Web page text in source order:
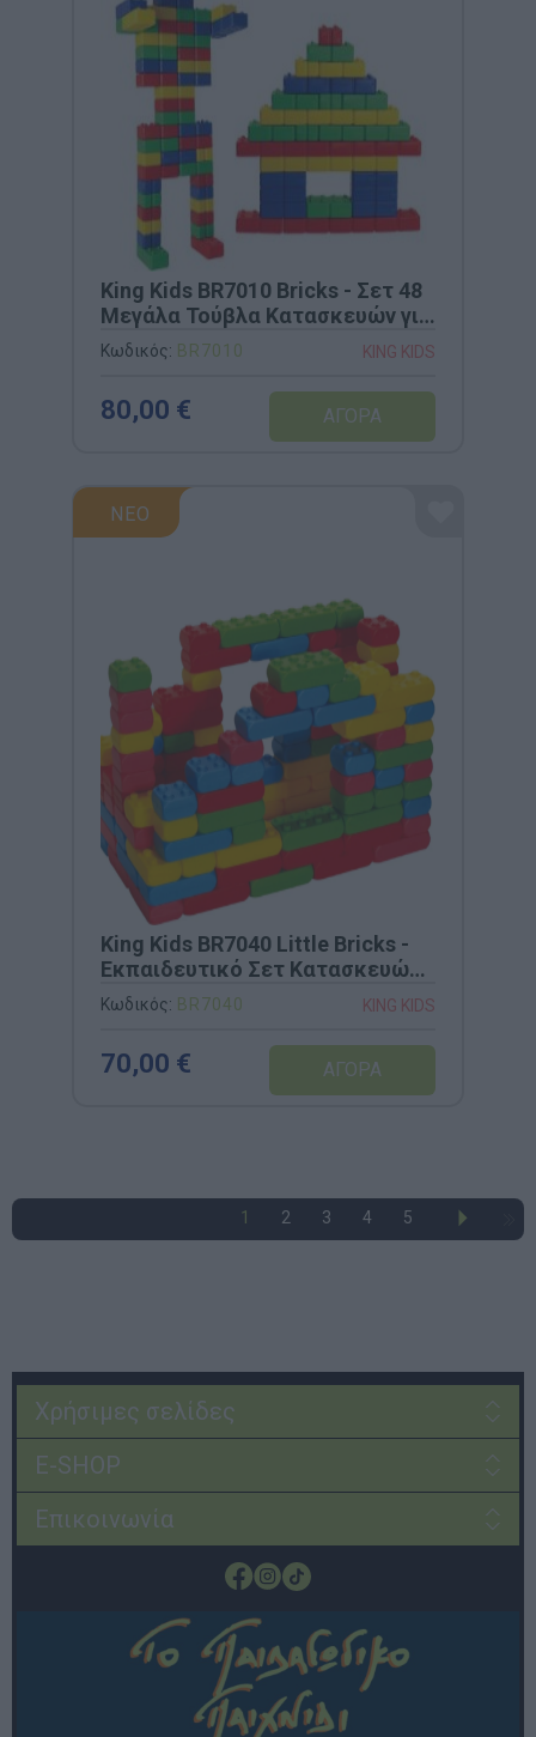
King Kids BR7010 Bricks - Σετ 48
Μεγάλα Τούβλα Κατασκευών για
Παιδιά
Κωδικός: BR7010 KING KIDS
80,00 €
ΝΕΟ
King Kids BR7040 Little Bricks -
Εκπαιδευτικό Σετ Κατασκευών
120 Τεμαχίων
Κωδικός: BR7040 KING KIDS
70,00 €
1 2 3 4 5
Χρήσιμες σελίδες
E-SHOP
Επικοινωνία